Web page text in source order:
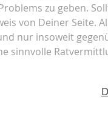
zu geben.
von Deiner Seite.
nur insoweit
sinnvolle